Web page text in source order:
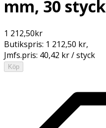
mm, 30 styck
1 212,50kr
Butikspris: 1 212,50 kr,
Jmfs.pris: 40,42 kr / styck
Köp